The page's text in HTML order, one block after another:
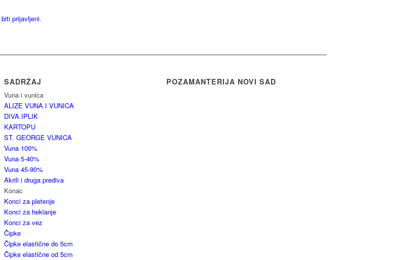
biti prijavljeni.
SADRŽAJ
Vuna i vunica
ALIZE VUNA I VUNICA
DIVA IPLIK
KARTOPU
ST. GEORGE VUNICA
Vuna 100%
Vuna 5-40%
Vuna 45-90%
Akrili i druga prediva
Konac
Konci za pletenje
Konci za heklanje
Konci za vez
Čipke
Čipke elastične do 5cm
Čipke elastične od 5cm
POZAMANTERIJA NOVI SAD